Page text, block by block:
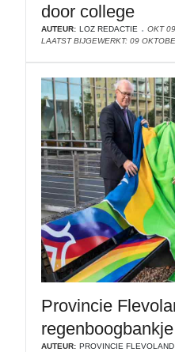
door college
AUTEUR: LOZ REDACTIE
OKT 09
LAATST BIJGEWERKT: 09
Provincie
regenboogbankje
AUTEUR: PROVINCIE FLEVOLAND